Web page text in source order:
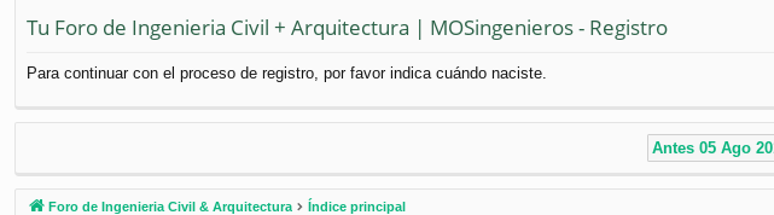
pi
Tu Foro de Ingenieria Civil + Arquitectura | MOSingenieros - Registro
Para continuar con el proceso de registro, por favor indica cuándo naciste.
Foro de Ingenieria Civil & Arquitectura Índice principal